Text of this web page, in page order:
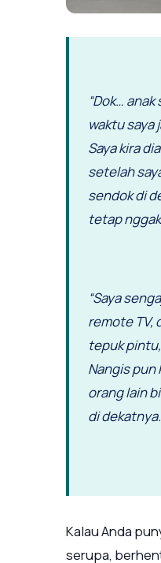
“Dok…
waktu saya
Saya kira
setelah
sendok di
tetap
“Saya
remote TV,
tepuk
Nangis pun
orang lain
di
Kalau Anda
serupa,